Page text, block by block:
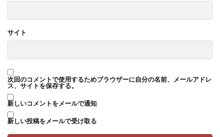
サイト
次回のコメントで使用するためブラウザーに自分の名前、メールアドレ
ス、サイトを保存する。
新しいコメントをメールで通知
新しい投稿をメールで受け取る